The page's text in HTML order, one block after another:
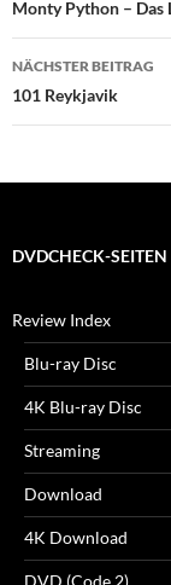
Monty Python – Das
NÄCHSTER BEITRAG
101 Reykjavik
DVDCHECK-SEITEN
Review Index
Blu-ray Disc
4K Blu-ray Disc
Streaming
Download
4K Download
DVD (Code 2)